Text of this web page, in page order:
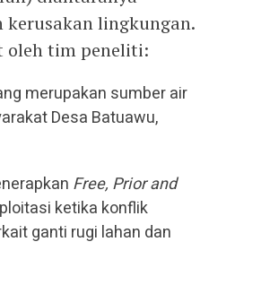
kerusakan lingkungan.
oleh tim peneliti:
merupakan sumber air
Desa Batuawu,
Free, Prior and
ketika konflik
ganti rugi lahan dan